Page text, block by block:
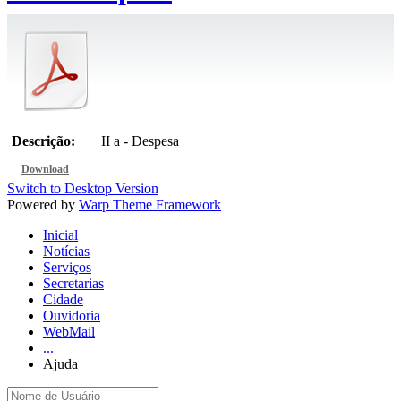
Descrição: II a - Despesa
Download
Switch to Desktop Version
Powered by Warp Theme Framework
Inicial
Notícias
Serviços
Secretarias
Cidade
Ouvidoria
WebMail
...
Ajuda